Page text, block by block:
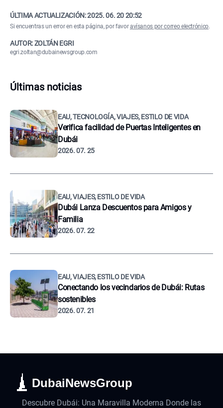
ÚLTIMA ACTUALIZACIÓN:2025. 06. 20 20:52
Si encuentras un error en esta página, por favoravísanos por correo electrónico.
AUTOR: ZOLTÁN EGRI
egri.zoltan@dubainewsgroup.com
Últimas noticias
EAU, TECNOLOGÍA, VIAJES, ESTILO DE VIDA
Verifica facilidad de Puertas Inteligentes en
Dubái
2026. 07. 25
EAU, VIAJES, ESTILO DE VIDA
Dubái Lanza Descuentos para Amigos y
Familia
2026. 07. 22
EAU, VIAJES, ESTILO DE VIDA
Conectando los vecindarios de Dubái: Rutas
sostenibles
2026. 07. 21
DubaiNewsGroup
Descubre Dubái: Una Maravilla Moderna Donde las